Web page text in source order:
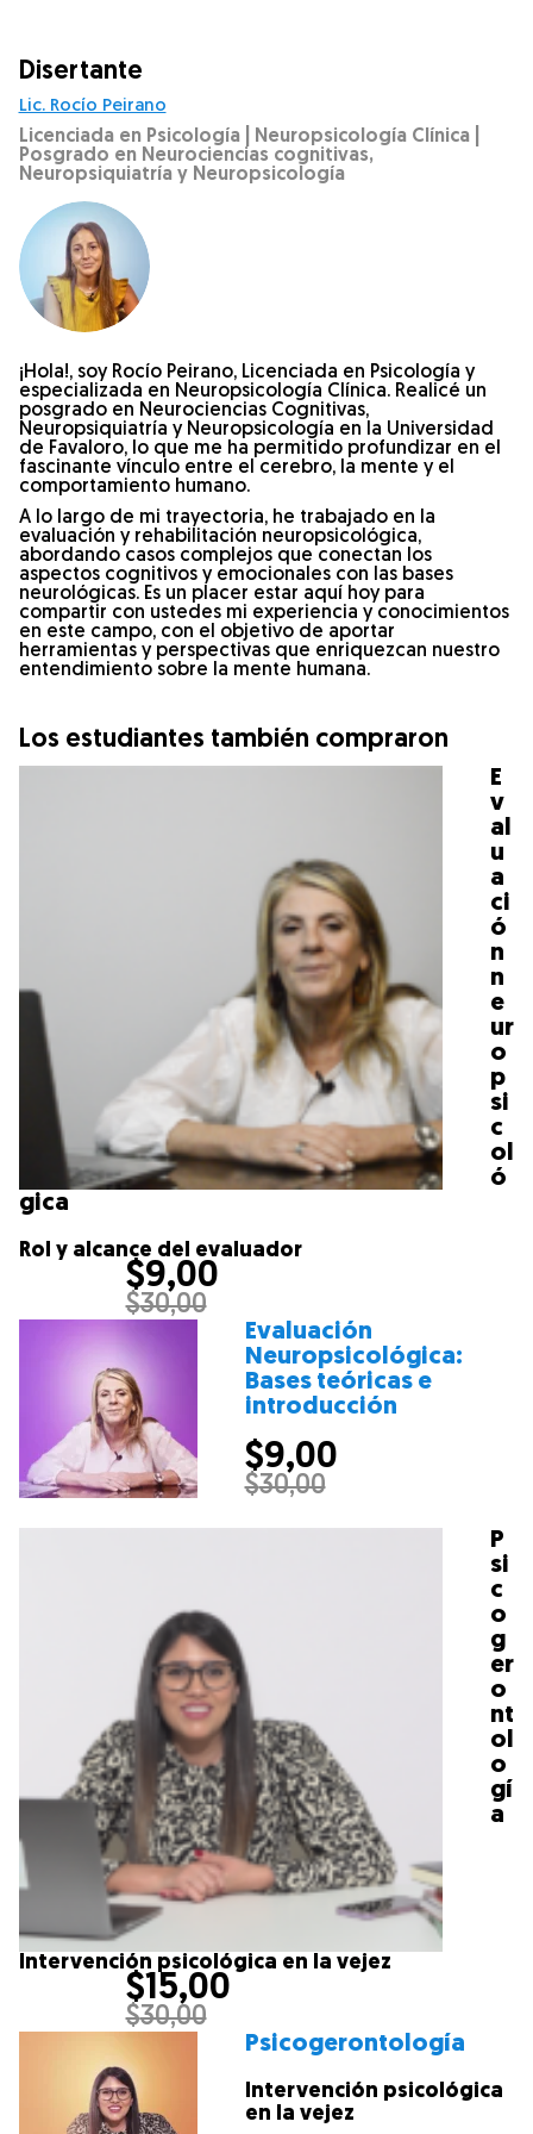
Disertante
Lic. Rocío Peirano
Licenciada en Psicología | Neuropsicología Clínica |
Posgrado en Neurociencias cognitivas,
Neuropsiquiatría y Neuropsicología
¡Hola!, soy Rocío Peirano, Licenciada en Psicología y
especializada en Neuropsicología Clínica. Realicé un
posgrado en Neurociencias Cognitivas,
Neuropsiquiatría y Neuropsicología en la Universidad
de Favaloro, lo que me ha permitido profundizar en el
fascinante vínculo entre el cerebro, la mente y el
comportamiento humano.
A lo largo de mi trayectoria, he trabajado en la
evaluación y rehabilitación neuropsicológica,
abordando casos complejos que conectan los
aspectos cognitivos y emocionales con las bases
neurológicas. Es un placer estar aquí hoy para
compartir con ustedes mi experiencia y conocimientos
en este campo, con el objetivo de aportar
herramientas y perspectivas que enriquezcan nuestro
entendimiento sobre la mente humana.
Los estudiantes también compraron
E
v
al
u
a
ci
ó
n
n
e
ur
o
p
si
c
ol
ó
gica
Rol y alcance del evaluador
$30,00
$9,00
Evaluación
Neuropsicológica:
Bases teóricas e
introducción
$30,00
$9,00
P
si
c
o
g
er
o
nt
ol
o
gí
a
Intervención psicológica en la vejez
$30,00
$15,00
Psicogerontología
Intervención psicológica
en la vejez